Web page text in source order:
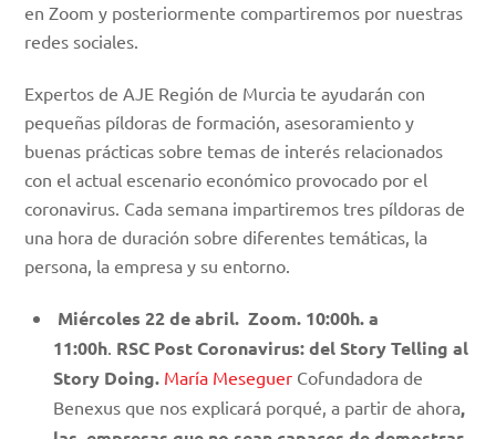
en Zoom y posteriormente compartiremos por nuestras
redes sociales.
Expertos de AJE Región de Murcia te ayudarán con
pequeñas píldoras de formación, asesoramiento y
buenas prácticas sobre temas de interés relacionados
con el actual escenario económico provocado por el
coronavirus. Cada semana impartiremos tres píldoras de
una hora de duración sobre diferentes temáticas, la
persona, la empresa y su entorno.
Miércoles 22 de abril. Zoom. 10:00h. a
11:00h RSC Post Coronavirus: del Story Telling al
Story Doing. María Meseguer Cofundadora de
Benexus que nos explicará porqué, a partir de ahora,